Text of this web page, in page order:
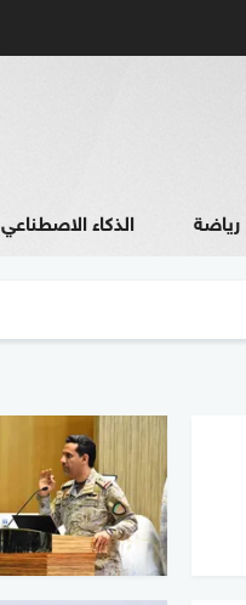
رياضة الذكاء الاصطناعي